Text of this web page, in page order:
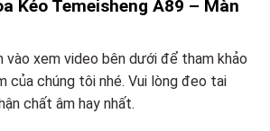
Kéo Temeisheng A89 – Màn
vào xem video bên dưới để tham khảo
của chúng tôi nhé. Vui lòng đeo tai
chất âm hay nhất.